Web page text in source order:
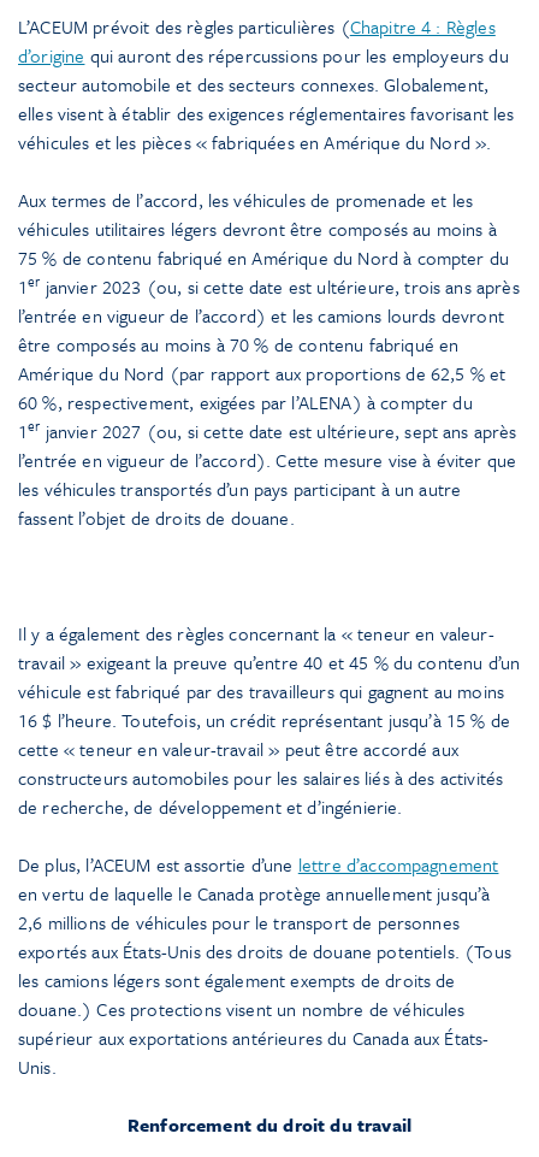
L’ACEUM prévoit des règles particulières (Chapitre 4 : Règles
d’origine qui auront des répercussions pour les employeurs du
secteur automobile et des secteurs connexes. Globalement,
elles visent à établir des exigences réglementaires favorisant les
véhicules et les pièces « fabriquées en Amérique du Nord ».
Aux termes de l’accord, les véhicules de promenade et les
véhicules utilitaires légers devront être composés au moins à
75 % de contenu fabriqué en Amérique du Nord à compter du
1er janvier 2023 (ou, si cette date est ultérieure, trois ans après
l’entrée en vigueur de l’accord) et les camions lourds devront
être composés au moins à 70 % de contenu fabriqué en
Amérique du Nord (par rapport aux proportions de 62,5 % et
60 %, respectivement, exigées par l’ALENA) à compter du
1er janvier 2027 (ou, si cette date est ultérieure, sept ans après
l’entrée en vigueur de l’accord). Cette mesure vise à éviter que
les véhicules transportés d’un pays participant à un autre
fassent l’objet de droits de douane.
Il y a également des règles concernant la « teneur en valeur-
travail » exigeant la preuve qu’entre 40 et 45 % du contenu d’un
véhicule est fabriqué par des travailleurs qui gagnent au moins
16 $ l’heure. Toutefois, un crédit représentant jusqu’à 15 % de
cette « teneur en valeur-travail » peut être accordé aux
constructeurs automobiles pour les salaires liés à des activités
de recherche, de développement et d’ingénierie.
De plus, l’ACEUM est assortie d’une lettre d’accompagnement
en vertu de laquelle le Canada protège annuellement jusqu’à
2,6 millions de véhicules pour le transport de personnes
exportés aux États-Unis des droits de douane potentiels. (Tous
les camions légers sont également exempts de droits de
douane.) Ces protections visent un nombre de véhicules
supérieur aux exportations antérieures du Canada aux États-
Unis.
Renforcement du droit du travail